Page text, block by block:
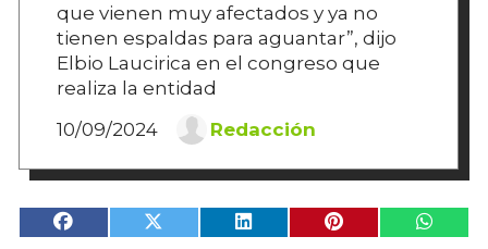
que vienen muy afectados y ya no
tienen espaldas para aguantar”, dijo
Elbio Laucirica en el congreso que
realiza la entidad
10/09/2024
Redacción